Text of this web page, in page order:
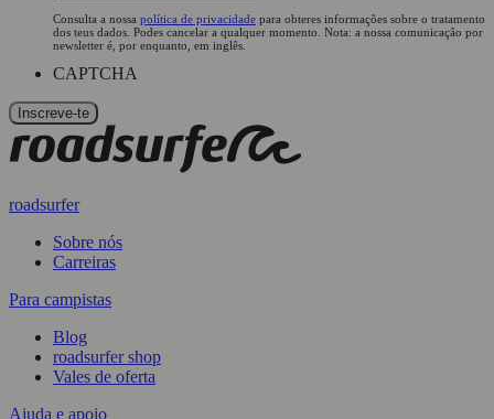
Consulta a nossa política de privacidade para obteres informações sobre o tratamento
dos teus dados. Podes cancelar a qualquer momento. Nota: a nossa comunicação por
newsletter é, por enquanto, em inglês.
CAPTCHA
roadsurfer
Sobre nós
Carreiras
Para campistas
Blog
roadsurfer shop
Vales de oferta
Ajuda e apoio